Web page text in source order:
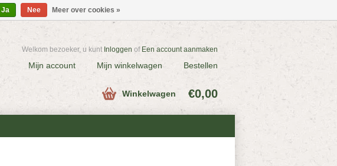
Welkom bezoeker, u kunt Inloggen of Een account aanmaken
Mijn account Mijn winkelwagen Bestellen
Winkelwagen €0,00
Ja Nee Meer over cookies »